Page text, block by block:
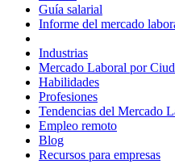
Guía salarial
Informe del mercado
Industrias
Mercado Laboral por
Habilidades
Profesiones
Tendencias del Mercado
Empleo remoto
Blog
Recursos para empresas